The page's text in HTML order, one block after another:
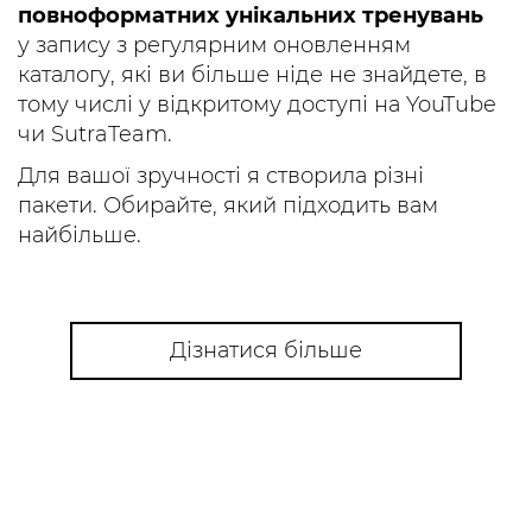
повноформатних унікальних тренувань
у запису з регулярним оновленням
каталогу, які ви більше ніде не знайдете, в
тому числі у відкритому доступі на YouTube
чи SutraTeam.
Для вашої зручності я створила різні
пакети. Обирайте, який підходить вам
найбільше.
Дізнатися більше